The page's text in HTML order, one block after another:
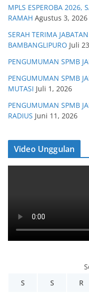
MPLS ESPEROBA 2026,
RAMAH Agustus 3, 2026
SERAH TERIMA
BAMBANGLIPURO Juli
PENGUMUMAN SPMB
PENGUMUMAN SPMB
MUTASI Juli 1, 2026
PENGUMUMAN SPMB
RADIUS Juni 11, 2026
Video Unggulan
S
S R